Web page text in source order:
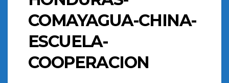
COMAYAGUA-CHINA-
ESCUELA-
COOPERACION